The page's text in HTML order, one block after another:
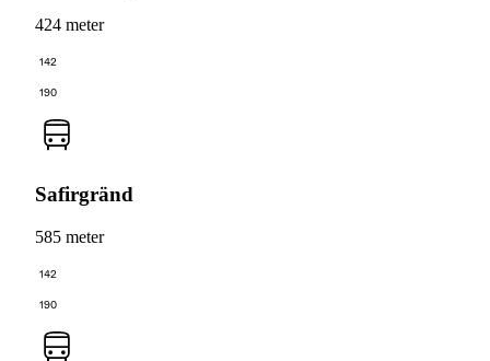
424 meter
142
190
Safirgränd
585 meter
142
190